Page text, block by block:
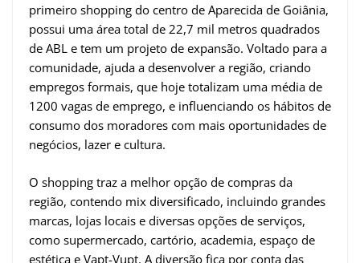
primeiro shopping do centro de Aparecida de Goiânia,
possui uma área total de 22,7 mil metros quadrados
de ABL e tem um projeto de expansão. Voltado para a
comunidade, ajuda a desenvolver a região, criando
empregos formais, que hoje totalizam uma média de
1200 vagas de emprego, e influenciando os hábitos de
consumo dos moradores com mais oportunidades de
negócios, lazer e cultura.
O shopping traz a melhor opção de compras da
região, contendo mix diversificado, incluindo grandes
marcas, lojas locais e diversas opções de serviços,
como supermercado, cartório, academia, espaço de
estética e Vapt-Vupt. A diversão fica por conta das